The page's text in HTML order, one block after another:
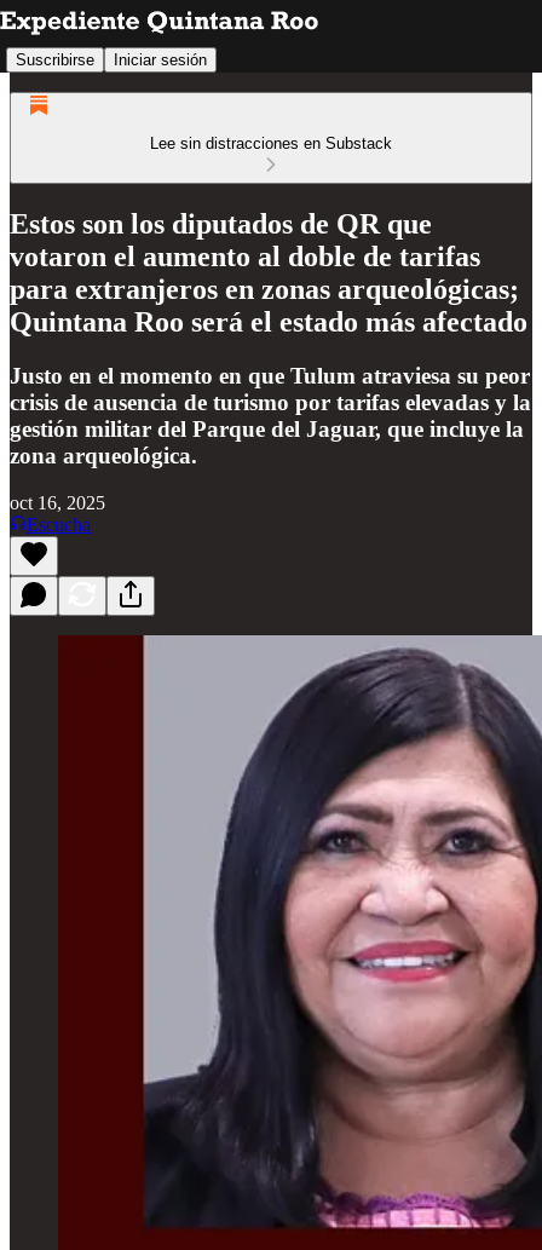
Suscribirse Iniciar sesión
Lee sin distracciones en Substack
Estos son los diputados de QR que
votaron el aumento al doble de tarifas
para extranjeros en zonas arqueológicas;
Quintana Roo será el estado más afectado
Justo en el momento en que Tulum atraviesa su peor
crisis de ausencia de turismo por tarifas elevadas y la
gestión militar del Parque del Jaguar, que incluye la
zona arqueológica.
oct 16, 2025
Escucha